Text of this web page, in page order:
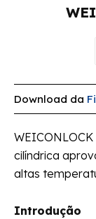
Download da
cilíndrica
altas
Introdução